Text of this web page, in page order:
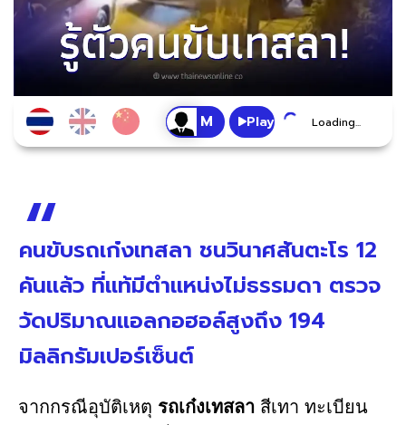
Play Loading...
คนขับรถเก๋งเทสลา ชนวินาศสันตะโร 12
คันแล้ว ที่แท้มีตำแหน่งไม่ธรรมดา ตรวจ
วัดปริมาณแอลกอฮอล์สูงถึง 194
มิลลิกรัมเปอร์เซ็นต์
จากกรณีอุบัติเหตุ รถเก๋งเทสลา สีเทา ทะเบียน